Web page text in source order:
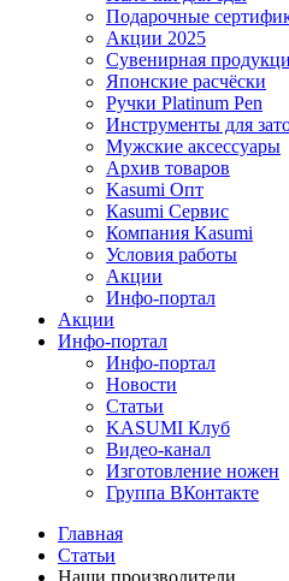
Подарочные
Акции 2025
Сувенирная
Японские расчёски
Ручки Platinum Pen
Инструменты для
Мужские аксессуары
Архив товаров
Kasumi Опт
Кasumi Сервис
Компания Kasumi
Условия работы
Акции
Инфо-портал
Акции
Инфо-портал
Инфо-портал
Новости
Статьи
KASUMI Клуб
Видео-канал
Изготовление ножен
Группа ВКонтакте
Главная
Статьи
Наши производители